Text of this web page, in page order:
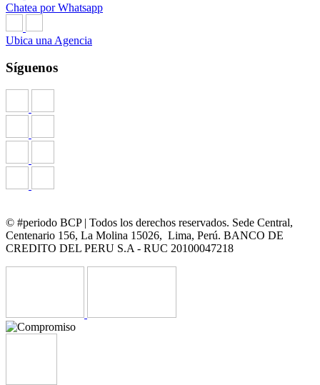
Chatea por Whatsapp
Ubica una Agencia
Síguenos
© #periodo BCP | Todos los derechos reservados. Sede Central,
Centenario 156, La Molina 15026, Lima, Perú. BANCO DE
CREDITO DEL PERU S.A - RUC 20100047218